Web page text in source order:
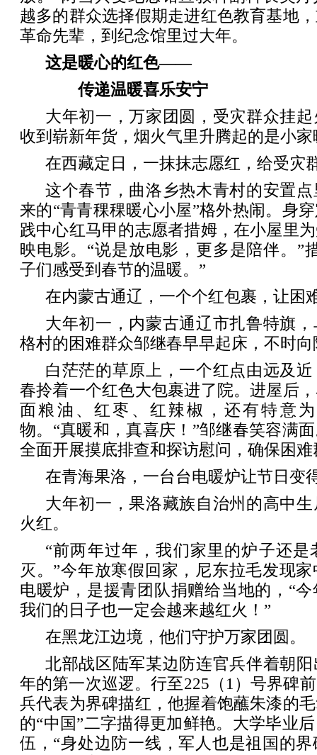
越多的群众选择假期走进红色教育基地
革命先辈，到纪念馆里过大年。
这是暖心的红色——
传递温暖喜乐安宁
大年初一，万家团圆，受灾群众挂
收到崭新年货，烟火气里升腾起的是小
在西藏定日，一抹抹志愿红，给受灾
这个春节，曲洛乡热木青村的安置
来的“青青稞稞暖心小屋”格外热闹。身
践中心红马甲的志愿者措姆，在小屋里
映电影。“说是放电影，更多是陪伴。”
子们感受到春节的温暖。”
在内蒙古通辽，一个个红包裹，让困
大年初一，内蒙古通辽市扎鲁特旗
格村的困难群众邹继春早早起床，不时
白茫茫的草原上，一个红点由远及
春拎着一个红色大包裹进了院。进屋后
面粮油、红枣、红辣椒，还有特意
物。“真暖和，真喜庆！”邹继春笑容满
全面开展摸底排查和探访慰问，确保困
在青海果洛，一台台电暖炉让节日变
大年初一，果洛藏族自治州的高中
火红。
“前两年过年，我们家里的炉子还
灭。”今年放寒假回家，尼东拉毛发现
电暖炉，是援青团队捐赠给当地的，“
我们的日子也一定会越来越红火！”
在黑龙江边境，他们守护万家团圆。
北部战区陆军某边防连官兵伴着朝
年的第一次巡逻。行至225（1）号界碑
兵代表为界碑描红，他握着饱蘸朱漆的
的“中国”二字描得更加鲜艳。大学毕业
伍，“身处边防一线，军人也是祖国的